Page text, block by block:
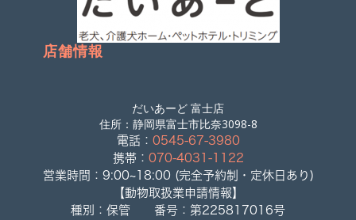
店舗情報
だいあーど 富士店
住所：静岡県富士市比奈3098-8
電話： 0545-67-3980
携帯： 070-4031-1122
営業時間：9:00~18:00 (完全予約制・定休日あり)
【動物取扱業申請情報】
種別：保管 番号：第225817016号